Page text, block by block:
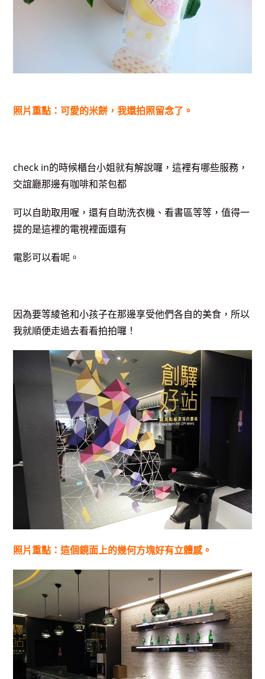
照片重點：可愛的米餅，我還拍照留念了 。
check in的時候櫃台小姐就有解說囉，這裡有哪些服務，
交誼廳那邊有咖啡和茶包都
可以自助取用喔，還有自助洗衣機、看書區等等，值得一
提的是這裡的電視裡面還有
電影可以看呢。
因為要等綾爸和小孩子在那邊享受他們各自的美食，所以
我就順便走過去看看拍拍囉！
照片重點：這個鏡面上的幾何方塊好有立體感。